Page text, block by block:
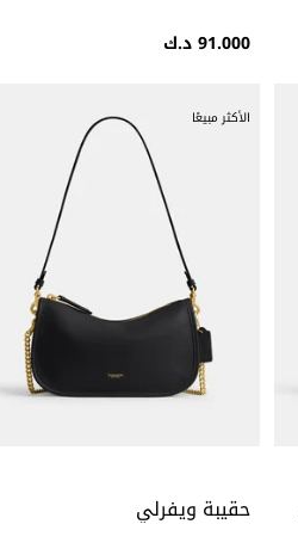
91.000 د.ك
الأكثر مبيعًا
حقيبة ويفرلي